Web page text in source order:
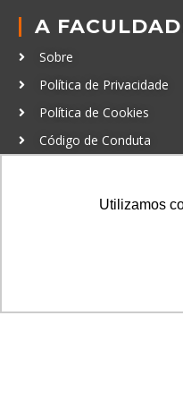
Utilizamos
A
Sobre
Política de Privacidade
Política de Cookies
Código de Conduta
GRADUAÇÃO